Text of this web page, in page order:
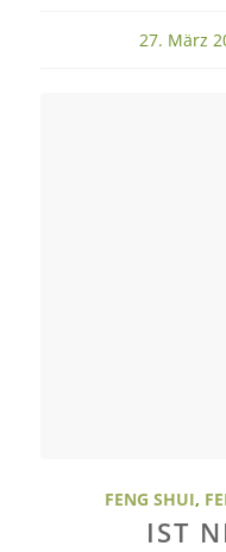
27. März
/
FENG SHUI,
IST